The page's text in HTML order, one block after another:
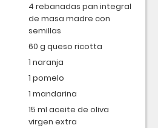
4 rebanadas pan integral
de masa madre con
semillas
60 g queso ricotta
1 naranja
1 pomelo
1 mandarina
15 ml aceite de oliva
virgen extra